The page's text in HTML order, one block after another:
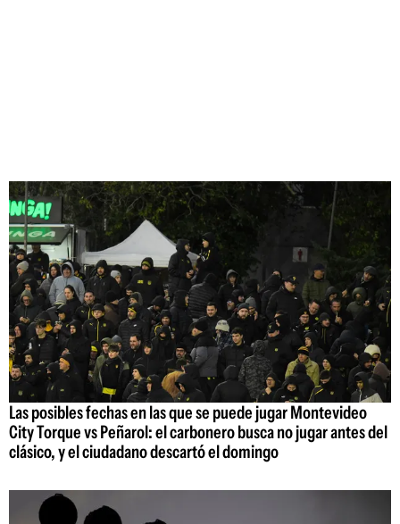
Las posibles fechas en las que se puede jugar Montevideo
City Torque vs Peñarol: el carbonero busca no jugar antes del
clásico, y el ciudadano descartó el domingo